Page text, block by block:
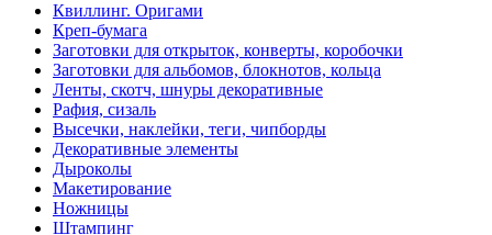
Квиллинг. Оригами
Креп-бумага
Заготовки для открыток, конверты, коробочки
Заготовки для альбомов, блокнотов, кольца
Ленты, скотч, шнуры декоративные
Рафия, сизаль
Высечки, наклейки, теги, чипборды
Декоративные элементы
Дыроколы
Макетирование
Ножницы
Штампинг